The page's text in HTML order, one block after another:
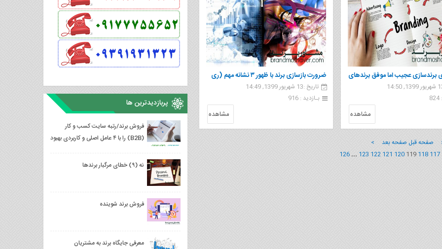
برندسازی عجیب اما موفق برندهای
2019
مشاهده
ضرورت بازسازی برند با ظهور ۳ نشانه مهم (ری
برندینگ)
تاریخ :13 شهریور 1399, 14:49
بـازدید : 916
مشاهده
صفحه قبل صفحه بعد >
117
118
119
120
121
122
123
...
126
پربازدیدترین ها
فروش برند/رتبه سایت کسب و کار
(B2B) را با ۴ عامل اصلی و کاربردی بهبود
نه (۹) خطای مرگبار برندها
فروش برند شوینده
معرفی جایگاه برند به مشتریان